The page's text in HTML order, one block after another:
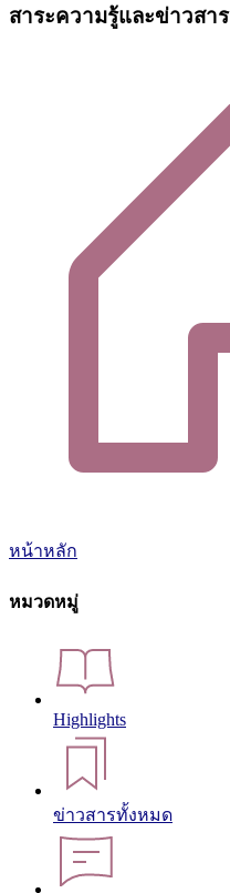
สาระความรู้และข่าวสาร
หน้าหลัก
หมวดหมู่
Highlights
ข่าวสารทั้งหมด